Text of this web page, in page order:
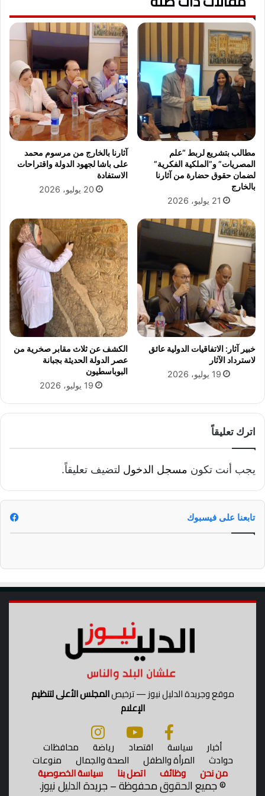
و
ف
م
ن
"
ك
و
ا
"
ة
و
ع
م
ر
ك
م
د
خ
ل
ا
ح
ا
ل
ف
ن
ا
د
ق
ي
ث
ي
ا
ل
مطالب بتشريع لربط “علم
المصريات” و”الملكية الفكرية”
لضمان حقوق حضارة من آثارنا
بالخارج
21 يوليو، 2026
آثارنا بالخارج من مرسوم محمد
على باشا لجهود الدولة واقتراحات
الاستفادة
20 يوليو، 2026
خبير آثار: الاتفاقيات الدولية عائق
لاسترداد الآثار
19 يوليو، 2026
الكشف عن ثلاث مقابر صخرية من
عصر الدولة الحديثة بجبانة
البوباسطيون
19 يوليو، 2026
اترك تعليقاً
يجب أنت تكون مسجل الدخول لتضيف تعليقاً.
تابعنا على فيسبوك
موقع وجريدة الدليل نيوز — ترخيصالمجلس الأعلى لتنظيم
الإعلام
أخبار سياسة اقتصاد رياضة محافظات
حوادث المرأة والطفل الصحة والجمال منوعات
من نحن وظائف اتصل بنا سياسة الخصوصية
©جميع الحقوق محفوظة – جريدة الدليل نيوز.